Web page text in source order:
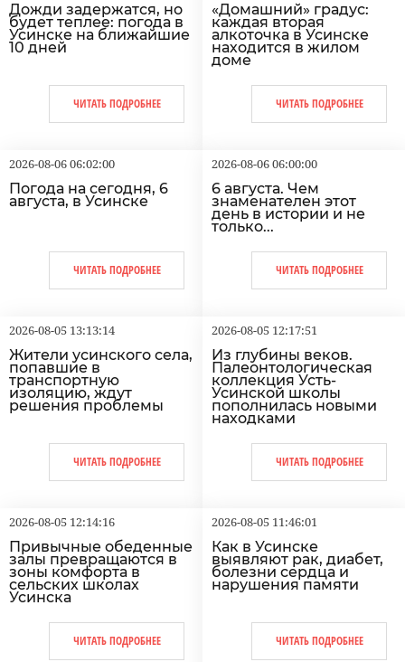
Дожди задержатся, но
будет теплее: погода в
Усинске на ближайшие
10 дней
ЧИТАТЬ ПОДРОБНЕЕ
«Домашний» градус:
каждая вторая
алкоточка в Усинске
находится в жилом
доме
ЧИТАТЬ ПОДРОБНЕЕ
2026-08-06 06:02:00
Погода на сегодня, 6
августа, в Усинске
ЧИТАТЬ ПОДРОБНЕЕ
2026-08-06 06:00:00
6 августа. Чем
знаменателен этот
день в истории и не
только...
ЧИТАТЬ ПОДРОБНЕЕ
2026-08-05 13:13:14
Жители усинского села,
попавшие в
транспортную
изоляцию, ждут
решения проблемы
ЧИТАТЬ ПОДРОБНЕЕ
2026-08-05 12:17:51
Из глубины веков.
Палеонтологическая
коллекция Усть-
Усинской школы
пополнилась новыми
находками
ЧИТАТЬ ПОДРОБНЕЕ
2026-08-05 12:14:16
Привычные обеденные
залы превращаются в
зоны комфорта в
сельских школах
Усинска
ЧИТАТЬ ПОДРОБНЕЕ
2026-08-05 11:46:01
Как в Усинске
выявляют рак, диабет,
болезни сердца и
нарушения памяти
ЧИТАТЬ ПОДРОБНЕЕ